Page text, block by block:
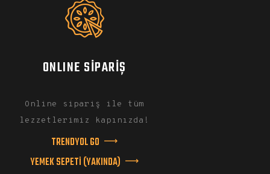
ONLINE SİPARİŞ
Online sipariş ile tüm
lezzetlerimiz kapınızda!
TRENDYOL GO
YEMEK SEPETİ (YAKINDA)